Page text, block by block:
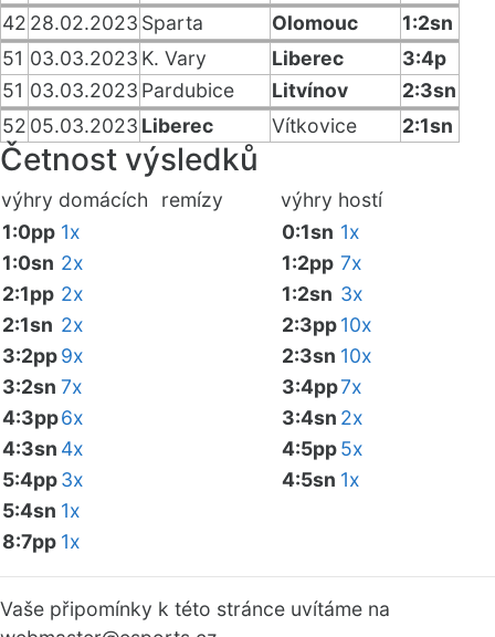
42 28.02.2023 Sparta Olomouc
1:2sn
51 03.03.2023 K. Vary Liberec
3:4p
51 03.03.2023 Pardubice Litvínov
2:3sn
52 05.03.2023 Liberec Vítkovice 2:1sn
Četnost výsledků
výhry domácích remízy výhry hostí
1:0pp 1x
1:0sn 2x
2:1pp 2x
2:1sn 2x
3:2pp9x
3:2sn 7x
4:3pp6x
4:3sn 4x
5:4pp3x
5:4sn 1x
8:7pp 1x
0:1sn 1x
1:2pp 7x
1:2sn 3x
2:3pp10x
2:3sn 10x
3:4pp7x
3:4sn 2x
4:5pp5x
4:5sn 1x
Vaše připomínky k této stránce uvítáme na